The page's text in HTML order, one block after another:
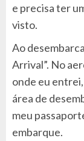
e precisa ter
visto.
Ao
Arrival”. No
onde eu
área de
meu
embarque.